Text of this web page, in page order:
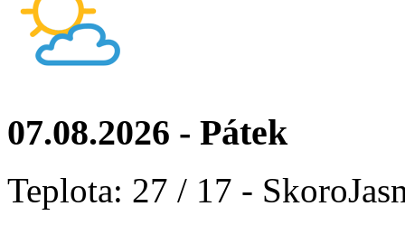
07.08.2026 - Pátek
Teplota: 27 / 17 -